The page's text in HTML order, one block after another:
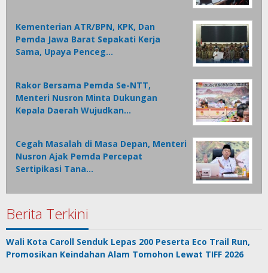
Kementerian ATR/BPN, KPK, Dan
Pemda Jawa Barat Sepakati Kerja
Sama, Upaya Penceg…
Rakor Bersama Pemda Se-NTT,
Menteri Nusron Minta Dukungan
Kepala Daerah Wujudkan…
Cegah Masalah di Masa Depan, Menteri
Nusron Ajak Pemda Percepat
Sertipikasi Tana…
Berita Terkini
Wali Kota Caroll Senduk Lepas 200 Peserta Eco Trail Run,
Promosikan Keindahan Alam Tomohon Lewat TIFF 2026